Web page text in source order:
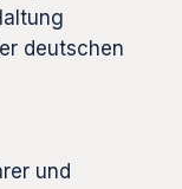
deutschen
und